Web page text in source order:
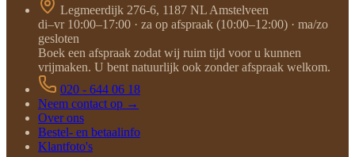
Legmeerdijk 276-6, 1187 NL Amstelveen
di–vr 10:00–17:00 · za op afspraak (10:00–12:00) · ma/zo
gesloten
Boek een afspraak zodat wij ruim tijd voor u kunnen
vrijmaken. U bent natuurlijk ook zonder afspraak welkom.
020 - 644 06 18
Neem contact op →
Over ons
Bestel- en betaalinfo
Klantfoto's